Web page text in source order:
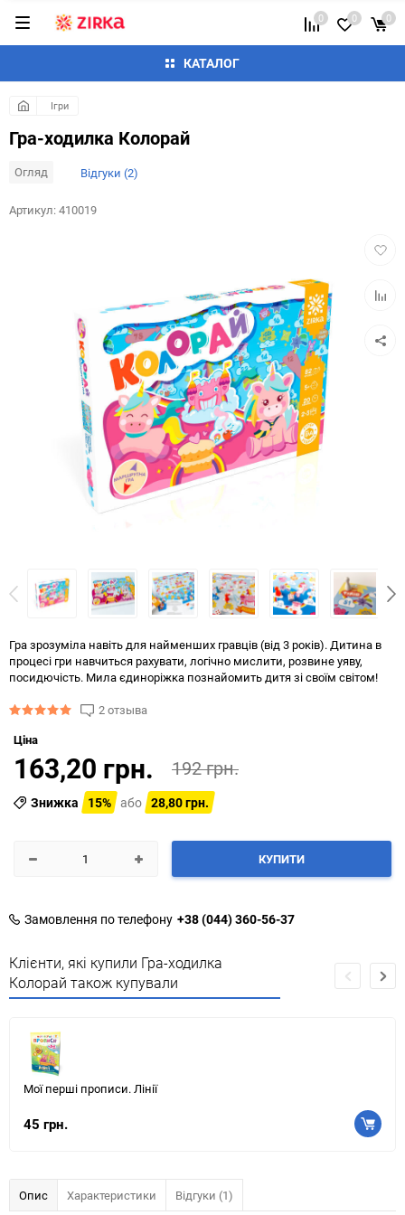
КАТАЛОГ
0 0 0
Ігри
Гра-ходилка Колорай
Огляд Відгуки (2)
до
Артикул:410019
Гра зрозуміла навіть для найменших гравців (від 3 років). Дитина в
процесі гри навчиться рахувати, логічно мислити, розвине уяву,
посидючість. Мила єдиноріжка познайомить дитя зі своїм світом!
2 отзыва
Ціна
163,20 грн. 192 грн.
Знижка 15% або 28,80 грн.
КУПИТИ
Замовлення по телефону +38 (044) 360-56-37
Клієнти, які купили Гра-ходилка
Колорай також купували
Мої перші прописи. Лінії
45 грн.
Опис Характеристики Відгуки (1)